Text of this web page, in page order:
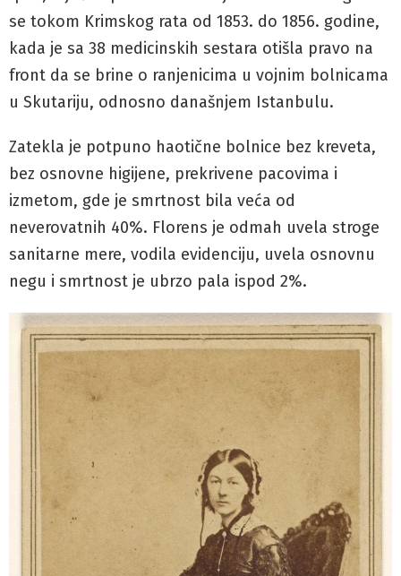
se tokom Krimskog rata od 1853. do 1856. godine,
kada je sa 38 medicinskih sestara otišla pravo na
front da se brine o ranjenicima u vojnim bolnicama
u Skutariju, odnosno današnjem Istanbulu.
Zatekla je potpuno haotične bolnice bez kreveta,
bez osnovne higijene, prekrivene pacovima i
izmetom, gde je smrtnost bila veća od
neverovatnih 40%. Florens je odmah uvela stroge
sanitarne mere, vodila evidenciju, uvela osnovnu
negu i smrtnost je ubrzo pala ispod 2%.